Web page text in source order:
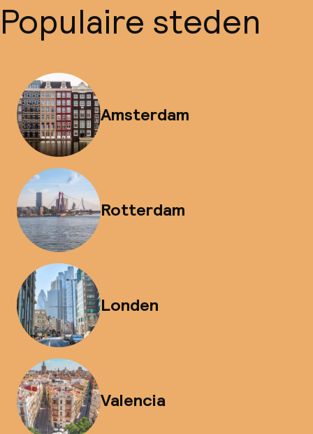
Populaire steden
Amsterdam
Rotterdam
Londen
Valencia